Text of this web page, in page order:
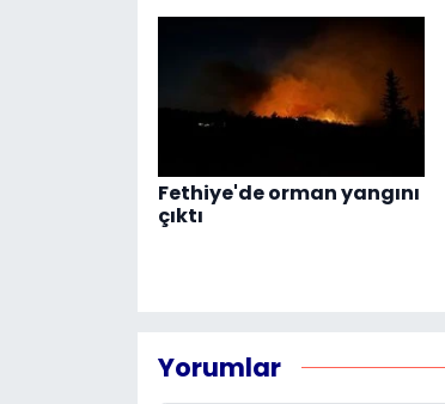
Fethiye'de orman yangını
çıktı
Yorumlar